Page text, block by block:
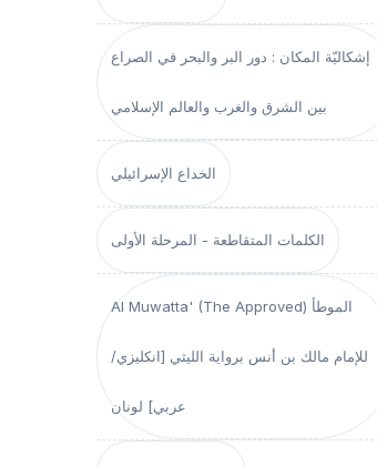
إشكاليّة المكان : دور البر والبحر في الصراع
بين الشرق والغرب والعالم الإسلامي
الخداع الإسرائيلي
الكلمات المتقاطعة - المرحلة الأولى
Al Muwatta' (The Approved) الموطأ
للإمام مالك بن أنس برواية الليثي [انكليزي/
عربي] لونان